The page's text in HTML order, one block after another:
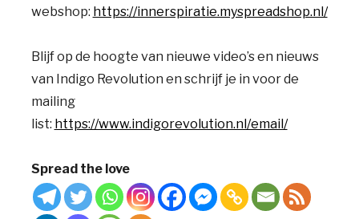
webshop: https://innerspiratie.myspreadshop.nl/
Blijf op de hoogte van nieuwe video’s en nieuws
van Indigo Revolution en schrijf je in voor de
mailing
list: https://www.indigorevolution.nl/email/
Spread the love